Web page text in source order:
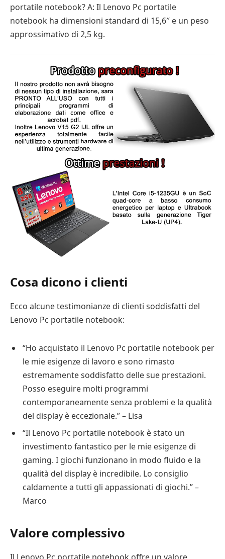
portatile notebook? A: Il Lenovo Pc portatile
notebook ha dimensioni standard di 15,6″ e un peso
approssimativo di 2,5 kg.
Cosa dicono i clienti
Ecco alcune testimonianze di clienti soddisfatti del
Lenovo Pc portatile notebook:
“Ho acquistato il Lenovo Pc portatile notebook per
le mie esigenze di lavoro e sono rimasto
estremamente soddisfatto delle sue prestazioni.
Posso eseguire molti programmi
contemporaneamente senza problemi e la qualità
del display è eccezionale.” – Lisa
“Il Lenovo Pc portatile notebook è stato un
investimento fantastico per le mie esigenze di
gaming. I giochi funzionano in modo fluido e la
qualità del display è incredibile. Lo consiglio
caldamente a tutti gli appassionati di giochi.” –
Marco
Valore complessivo